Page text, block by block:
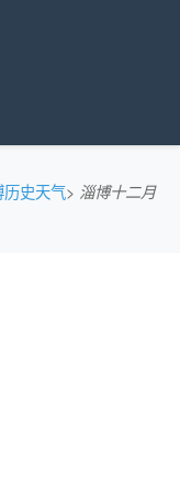
历史天气> 淄博十二月